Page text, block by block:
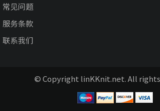
常见问题
服务条款
联系我们
© Copyright linKKnit.net. All